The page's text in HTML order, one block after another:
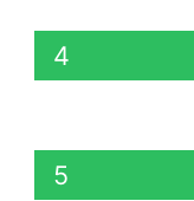
4
5